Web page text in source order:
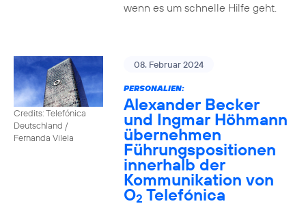
wenn es um schnelle Hilfe geht.
Credits: Telefónica
Deutschland /
Fernanda Vilela
08. Februar 2024
PERSONALIEN:
Alexander Becker
und Ingmar Höhmann
übernehmen
Führungspositionen
innerhalb der
Kommunikation von
O2 Telefónica